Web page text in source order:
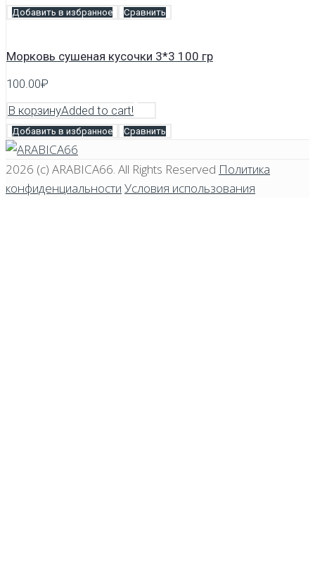
Добавить в избранное Сравнить
Морковь сушеная кусочки 3*3 100 гр
100.00₽
В корзинуAdded to cart!
Добавить в избранное Сравнить
2026 (c) ARABICA66 . All Rights Reserved Политика
конфиденциальности Условия использования